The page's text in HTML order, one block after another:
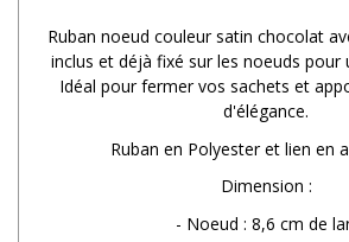
Ruban noeud couleur satin chocolat
inclus et déjà fixé sur les noeuds pour
Idéal pour fermer vos sachets et
d'élégance.
Ruban en Polyester et lien en
Dimension :
- Noeud : 8,6 cm de